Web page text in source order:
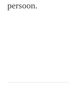
persoon.